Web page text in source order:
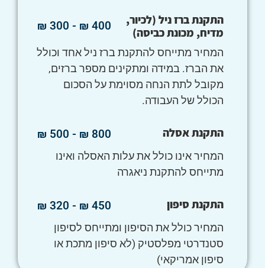
התקנת ברז ניל (לכיור,
מדיח, מכונת כביסה)
400 ₪ - 300 ₪
המחיר מתייחס להתקנת ברז ניל אחד וכולל
את הברז. במידה ומתקינים מספר ברזים,
מקובל לתת הנחה מסוימת על הסכום
הכולל של העבודה.
התקנת אסלה 800 ₪ - 500 ₪
המחיר אינו כולל את עלות האסלה ואינו
מתייחס להתקנת ניאגרה
התקנת סיפון 450 ₪ - 320 ₪
המחיר כולל את הסיפון ומתייחס לסיפון
סטנדרטי מפלסטיק (לא סיפון מתכת או
סיפון אמריקאי)